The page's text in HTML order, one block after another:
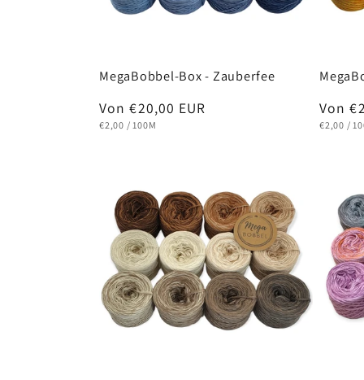
MegaBobbel-Box - Zauberfee
Normaler
Preis
Von €20,00 EUR
GRUNDPREIS
€2,00 / PRO
100M
Preis
Von
€2,00 /